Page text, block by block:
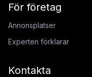
För företag
Annonsplatser
Experten förklarar
Kontakta